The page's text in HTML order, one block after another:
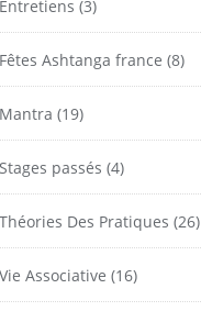
Entretiens (3)
Fêtes Ashtanga france (8)
Mantra (19)
Stages passés (4)
Théories Des Pratiques (26)
Vie Associative (16)